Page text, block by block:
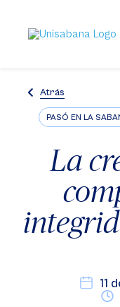
contenido
principal
Atrás
PASÓ EN LA
La
11